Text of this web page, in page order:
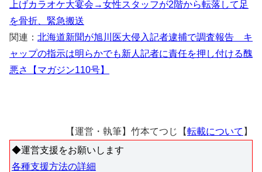
上げカラオケ大宴会→女性スタッフが2階から転落して足
を骨折、緊急搬送
関連： 北海道新聞が旭川医大侵入記者逮捕で調査報告 キ
ャップの指示は明らかでも新人記者に責任を押し付ける醜
悪さ【マガジン110号】
【運営・執筆】竹本てつじ【転載について 】
◆運営支援をお願いします
各種支援方法の詳細